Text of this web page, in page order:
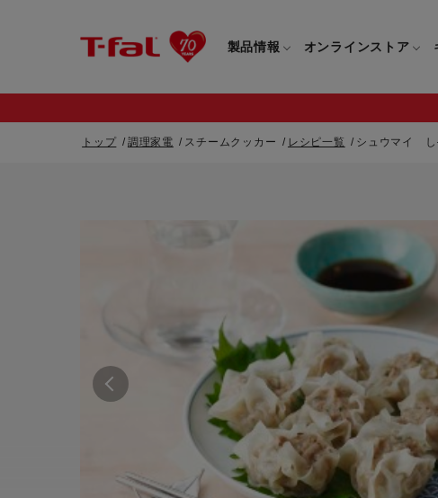
製品情報
取っ手つきフライパン
取っ手のとれるフライ
電気ケトル
すべての電気ケトル
圧力鍋・電気圧力鍋
オンラインストア
すべてのフライパン・鍋一覧
取っ手つきフライパン・鍋一覧
取っ手のとれるフライパン・鍋一覧
電気ケトル一覧
すべての電気ケトル一覧
圧力鍋・電気圧力鍋一覧
キ
ド
カ
重要なお知らせ
ご
ご質
トップ 調理家電 スチームクッカー レシピ一覧 シュウマイ し